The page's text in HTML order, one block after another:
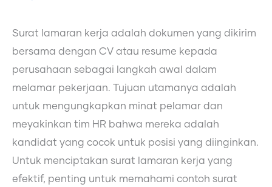
Surat lamaran kerja adalah dokumen yang dikirim
bersama dengan CV atau resume kepada
perusahaan sebagai langkah awal dalam
melamar pekerjaan. Tujuan utamanya adalah
untuk mengungkapkan minat pelamar dan
meyakinkan tim HR bahwa mereka adalah
kandidat yang cocok untuk posisi yang diinginkan.
Untuk menciptakan surat lamaran kerja yang
efektif, penting untuk memahami contoh surat